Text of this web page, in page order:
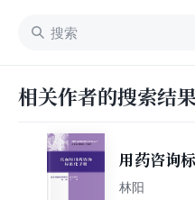
相关作者的搜索结
用药咨询
书：高血
林阳